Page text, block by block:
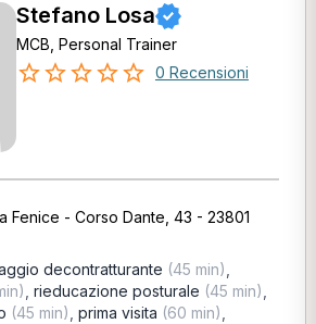
Stefano Losa
MCB, Personal Trainer
0 Recensioni
Fenice - Corso Dante, 43 - 23801
decontratturante (45 min)
rieducazione posturale (45 min)
(45 min) prima visita (60 min)